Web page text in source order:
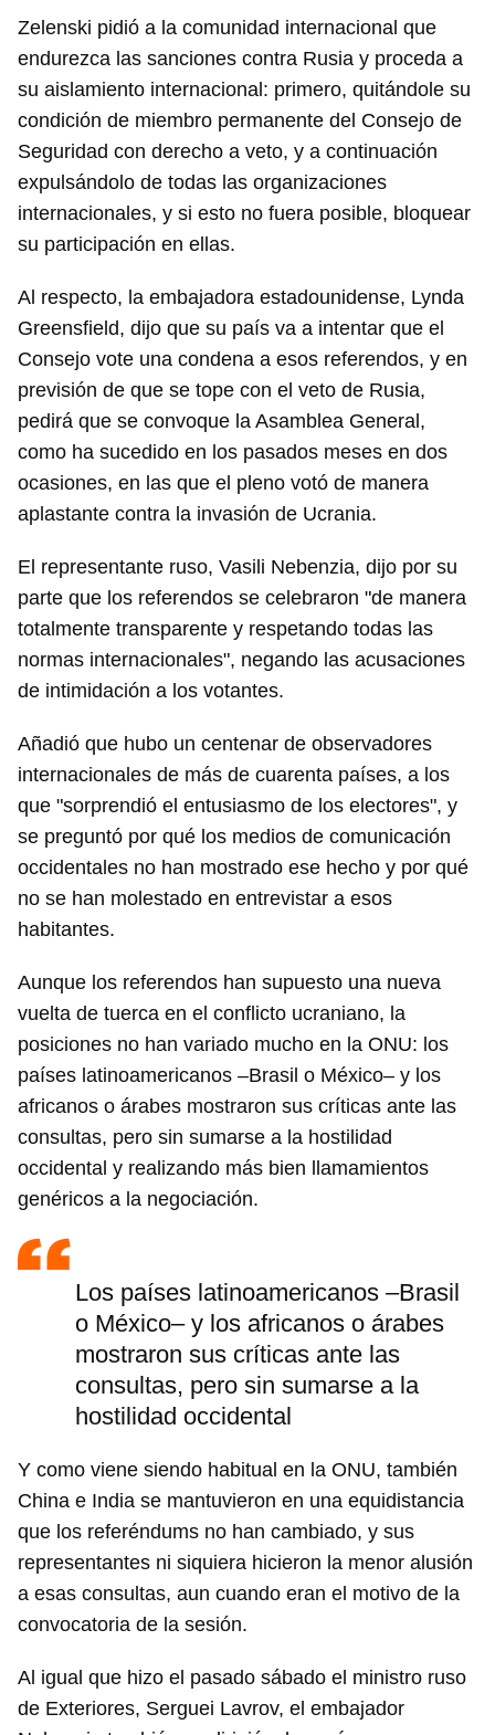
Zelenski pidió a la comunidad internacional que
endurezca las sanciones contra Rusia y proceda a
su aislamiento internacional: primero, quitándole su
condición de miembro permanente del Consejo de
Seguridad con derecho a veto, y a continuación
expulsándolo de todas las organizaciones
internacionales, y si esto no fuera posible, bloquear
su participación en ellas.
Al respecto, la embajadora estadounidense, Lynda
Greensfield, dijo que su país va a intentar que el
Consejo vote una condena a esos referendos, y en
previsión de que se tope con el veto de Rusia,
pedirá que se convoque la Asamblea General,
como ha sucedido en los pasados meses en dos
ocasiones, en las que el pleno votó de manera
aplastante contra la invasión de Ucrania.
El representante ruso, Vasili Nebenzia, dijo por su
parte que los referendos se celebraron "de manera
totalmente transparente y respetando todas las
normas internacionales", negando las acusaciones
de intimidación a los votantes.
Añadió que hubo un centenar de observadores
internacionales de más de cuarenta países, a los
que "sorprendió el entusiasmo de los electores", y
se preguntó por qué los medios de comunicación
occidentales no han mostrado ese hecho y por qué
no se han molestado en entrevistar a esos
habitantes.
Aunque los referendos han supuesto una nueva
vuelta de tuerca en el conflicto ucraniano, la
posiciones no han variado mucho en la ONU: los
países latinoamericanos –Brasil o México– y los
africanos o árabes mostraron sus críticas ante las
consultas, pero sin sumarse a la hostilidad
occidental y realizando más bien llamamientos
genéricos a la negociación.
Los países latinoamericanos –Brasil
o México– y los africanos o árabes
mostraron sus críticas ante las
consultas, pero sin sumarse a la
hostilidad occidental
Y como viene siendo habitual en la ONU, también
China e India se mantuvieron en una equidistancia
que los referéndums no han cambiado, y sus
representantes ni siquiera hicieron la menor alusión
a esas consultas, aun cuando eran el motivo de la
convocatoria de la sesión.
Al igual que hizo el pasado sábado el ministro ruso
de Exteriores, Serguei Lavrov, el embajador